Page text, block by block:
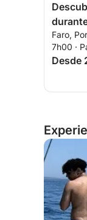
Faro,
7h00 ·
Desde